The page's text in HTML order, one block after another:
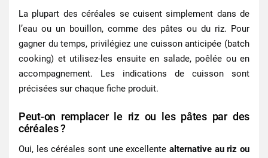
La plupart des céréales se cuisent simplement dans de
l’eau ou un bouillon, comme des pâtes ou du riz. Pour
gagner du temps, privilégiez une cuisson anticipée (batch
cooking) et utilisez-les ensuite en salade, poêlée ou en
accompagnement. Les indications de cuisson sont
précisées sur chaque fiche produit.
Peut-on remplacer le riz ou les pâtes par des
céréales ?
Oui, les céréales sont une excellente alternative au riz ou